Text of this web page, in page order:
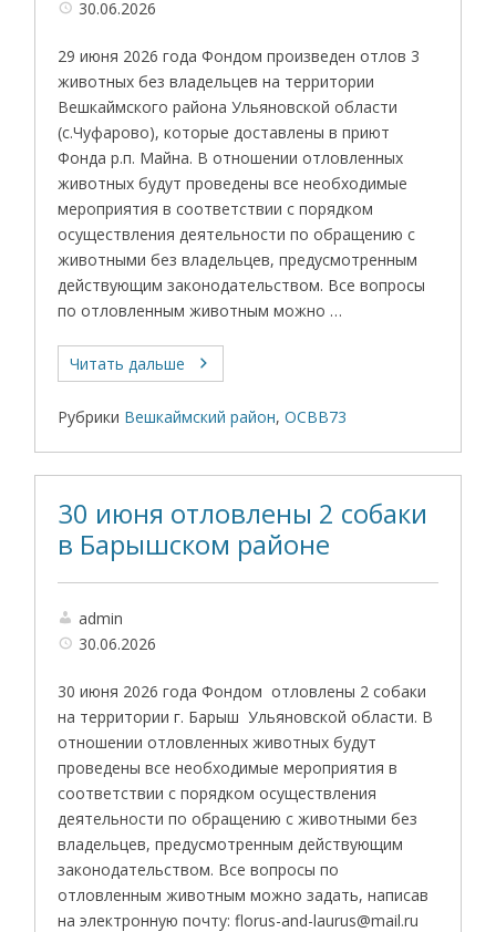
30.06.2026
29 июня 2026 года Фондом произведен отлов 3
животных без владельцев на территории
Вешкаймского района Ульяновской области
(с.Чуфарово), которые доставлены в приют
Фонда р.п. Майна. В отношении отловленных
животных будут проведены все необходимые
мероприятия в соответствии с порядком
осуществления деятельности по обращению с
животными без владельцев, предусмотренным
действующим законодательством. Все вопросы
по отловленным животным можно …
Читать дальше
Рубрики Вешкаймский район,ОСВВ73
30 июня отловлены 2 собаки
в Барышском районе
admin
30.06.2026
30 июня 2026 года Фондом отловлены 2 собаки
на территории г. Барыш Ульяновской области. В
отношении отловленных животных будут
проведены все необходимые мероприятия в
соответствии с порядком осуществления
деятельности по обращению с животными без
владельцев, предусмотренным действующим
законодательством. Все вопросы по
отловленным животным можно задать, написав
на электронную почту: florus-and-laurus@mail.ru